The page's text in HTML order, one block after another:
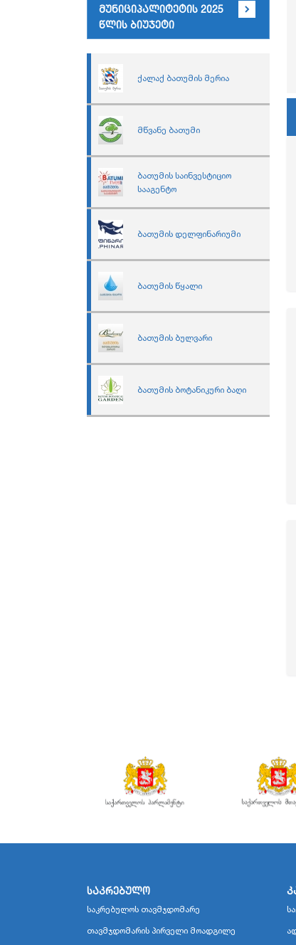
მუნიციპალიტეტის 2025
წლის ბიუჯეტი
ქალაქ ბათუმის მერია
მწვანე ბათუმი
ბათუმის საინვესტიციო
სააგენტო
ბათუმის დელფინარიუმი
ბათუმის წყალი
ბათუმის ბულვარი
ბათუმის ბოტანიკური ბაღი
საკრებულო
საკრებულოს თავმჯდომარე
თავმჯდომარის პირველი მოადგილე